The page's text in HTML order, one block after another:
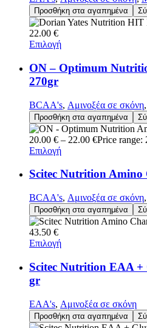
Προσθήκη στα αγαπημένα
22.00 €
Επιλογή
ON – Optimum
270gr
BCAA's, Αμινοξέα σε σκόνη,
Προσθήκη στα αγαπημένα
20.00 € – 22.00 €Price range:
Επιλογή
Scitec Nutrition Amino
BCAA's, Αμινοξέα σε σκόνη,
Προσθήκη στα αγαπημένα
43.50 €
Επιλογή
Scitec Nutrition EAA +
gr
EAA's, Αμινοξέα σε σκόνη
Προσθήκη στα αγαπημένα